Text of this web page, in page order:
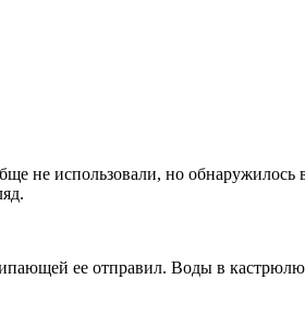
не использовали, но
ее отправил. Воды в